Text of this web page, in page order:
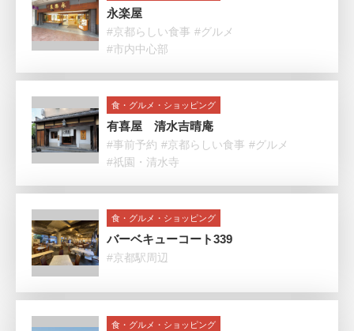
永楽屋
#京都らしい食事 #グルメ
#市内中心部
食・グルメ・ショッピング
有喜屋 清水吉晴庵
#事前予約 #京都らしい食事 #グルメ
#祇園・清水寺
食・グルメ・ショッピング
バーベキューコート339
#京都駅周辺
食・グルメ・ショッピング